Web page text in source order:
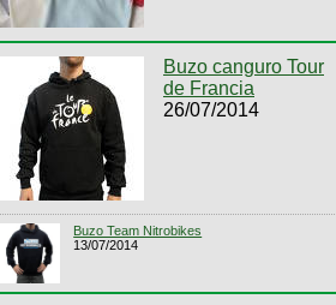
Buzo canguro Tour
de Francia
26/07/2014
Buzo Team Nitrobikes
13/07/2014